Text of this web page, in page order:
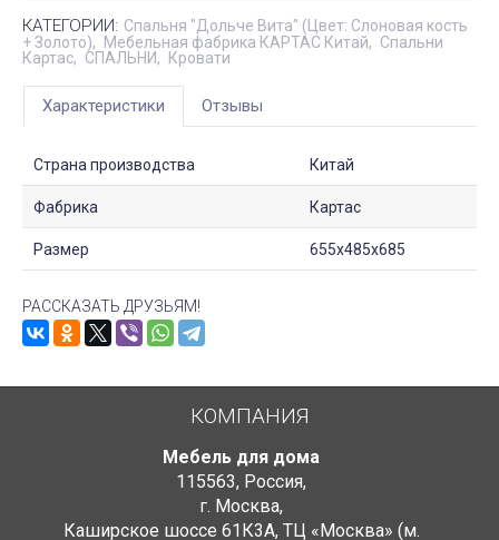
КАТЕГОРИИ: Спальня "Дольче Вита" (Цвет: Слоновая кость
+ Золото)
Мебельная фабрика КАРТАС Китай
Спальни
Картас
СПАЛЬНИ Кровати
Характеристики Отзывы
Страна производства Китай
Фабрика Картас
Размер 655х485х685
РАССКАЗАТЬ ДРУЗЬЯМ!
КОМПАНИЯ
Мебель для дома
115563, Россия,
г. Москва,
Каширское шоссе 61К3А, ТЦ «Москва» (м.